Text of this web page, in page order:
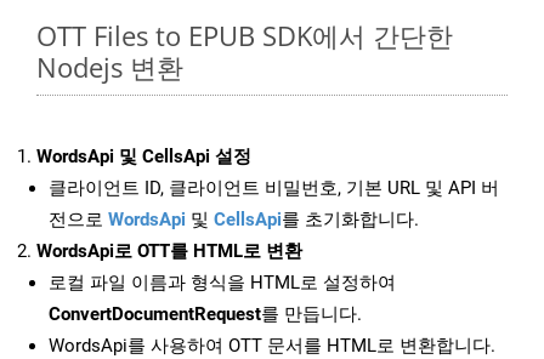
OTT Files to EPUB SDK에서 간단한
Nodejs 변환
WordsApi 및 CellsApi 설정
클라이언트 ID, 클라이언트 비밀번호, 기본 URL 및 API 버
전으로 WordsApi 및 CellsApi를 초기화합니다.
WordsApi로 OTT를 HTML로 변환
로컬 파일 이름과 형식을 HTML로 설정하여
ConvertDocumentRequest를 만듭니다.
WordsApi를 사용하여 OTT 문서를 HTML로 변환합니다.